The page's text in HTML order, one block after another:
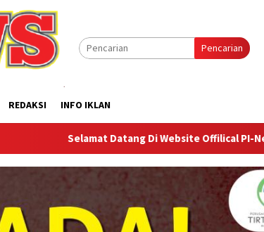
Pencarian
REDAKSI INFO IKLAN
Selamat Datang Di Website Offilical PI-News Online -